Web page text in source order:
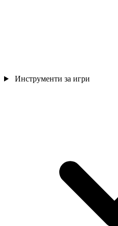
Инструменти за игри